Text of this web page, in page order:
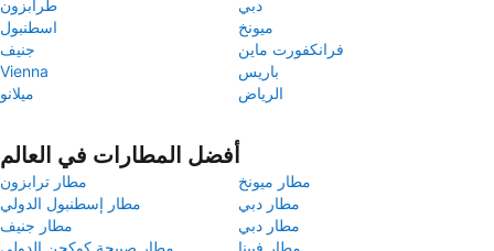
طرابزون
دبي
اسطنبول
ميونخ
جنيف
فرانكفورت ماين
Vienna
باريس
ميلانو
الرياض
أفضل المطارات في العالم
مطار ترابزون
مطار ميونخ
مطار إسطنبول الدولي
مطار دبي
مطار جنيف
مطار دبي
مطار صبيحة كوكجن الدولي
مطار فيينا